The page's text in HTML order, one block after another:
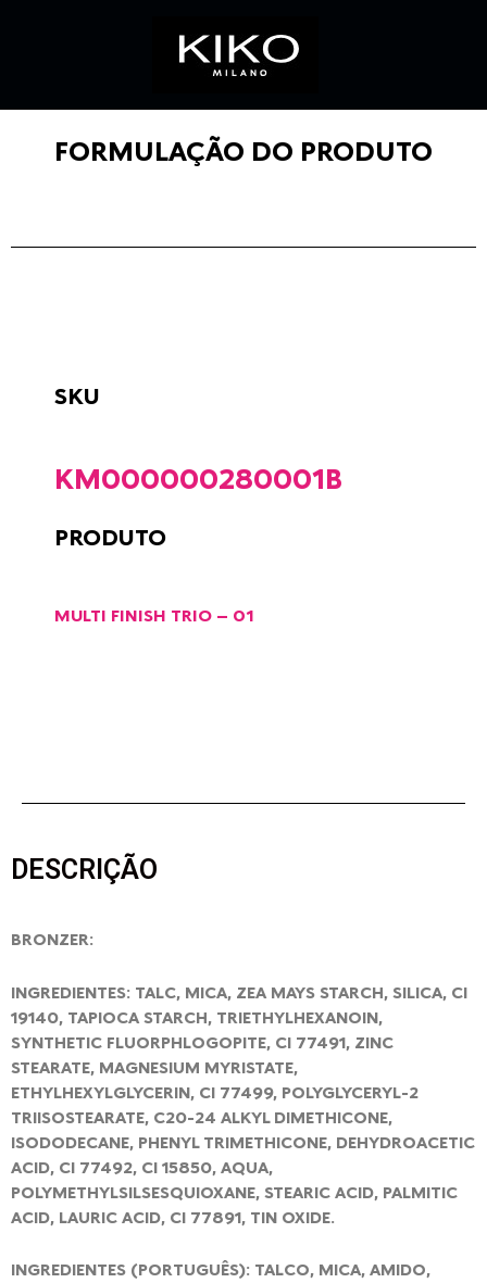
FORMULAÇÃO DO PRODUTO
SKU
KM000000280001B
PRODUTO
MULTI FINISH TRIO – 01
DESCRIÇÃO
BRONZER:
INGREDIENTES: TALC, MICA, ZEA MAYS STARCH, SILICA, CI
19140, TAPIOCA STARCH, TRIETHYLHEXANOIN,
SYNTHETIC FLUORPHLOGOPITE, CI 77491, ZINC
STEARATE, MAGNESIUM MYRISTATE,
ETHYLHEXYLGLYCERIN, CI 77499, POLYGLYCERYL-2
TRIISOSTEARATE, C20-24 ALKYL DIMETHICONE,
ISODODECANE, PHENYL TRIMETHICONE, DEHYDROACETIC
ACID, CI 77492, CI 15850, AQUA,
POLYMETHYLSILSESQUIOXANE, STEARIC ACID, PALMITIC
ACID, LAURIC ACID, CI 77891, TIN OXIDE.
INGREDIENTES (PORTUGUÊS): TALCO, MICA, AMIDO,